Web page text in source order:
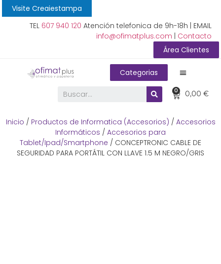
Visite Creaiestampa
TEL 607 940 120 Atención telefonica de 9h-18h | EMAIL
info@ofimatplus.com
Contacto
Área Clientes
Categorias
0,00€
0
Inicio / Productos de Informatica (Accesorios) / Accesorios
Informáticos / Accesorios para
Tablet/Ipad/Smartphone / CONCEPTRONIC CABLE DE
SEGURIDAD PARA PORTÁTIL CON LLAVE 1.5 M NEGRO/GRIS